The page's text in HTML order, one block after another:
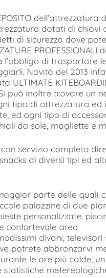
dell’attrezzatura
dotati di chiavi
di sicurezza dove
PROFESSIONALI
di trasportare
Novità del 2013
Si può inoltre trovare un
tipo di attrezzatura ed
ed ogni tipo di
da sole, magliette e
servizio completo
di diversi tipi ed
parte delle quali
palazzine di due
personalizzate,
confortevole area
divani, televisori
potrete abbronzarvi
le ore più calde,